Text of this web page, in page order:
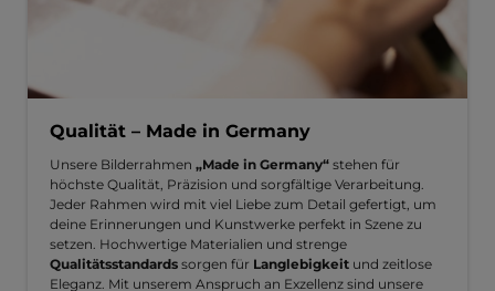
Qualität – Made in Germany
Unsere Bilderrahmen „Made in Germany“ stehen für
höchste Qualität, Präzision und sorgfältige Verarbeitung.
Jeder Rahmen wird mit viel Liebe zum Detail gefertigt, um
deine Erinnerungen und Kunstwerke perfekt in Szene zu
setzen. Hochwertige Materialien und strenge
Qualitätsstandards sorgen für Langlebigkeit und zeitlose
Eleganz. Mit unserem Anspruch an Exzellenz sind unsere